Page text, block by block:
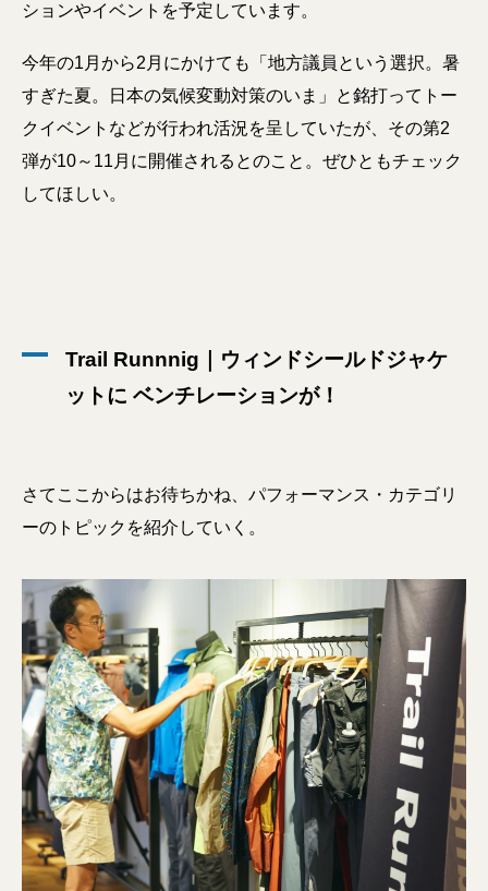
ションやイベントを予定しています。
今年の1月から2月にかけても「地方議員という選択。暑
すぎた夏。日本の気候変動対策のいま」と銘打ってトー
クイベントなどが行われ活況を呈していたが、その第2
弾が10～11月に開催されるとのこと。ぜひともチェック
してほしい。
Trail Runnnig｜ウィンドシールドジャケ
ットに ベンチレーションが！
さてここからはお待ちかね、パフォーマンス・カテゴリ
ーのトピックを紹介していく。